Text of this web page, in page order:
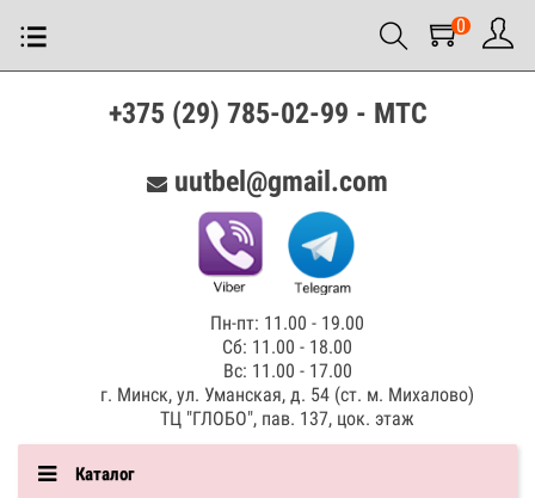
0
+375 (29) 785-02-99 - МТС
uutbel@gmail.com
Пн-пт: 11.00 - 19.00
Сб: 11.00 - 18.00
Вс: 11.00 - 17.00
г. Минск, ул. Уманская, д. 54 (ст. м. Михалово)
ТЦ "ГЛОБО", пав. 137, цок. этаж
Каталог